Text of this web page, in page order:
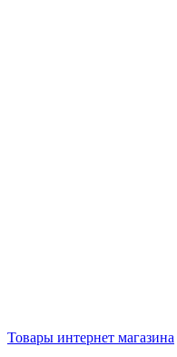
Товары интернет магазина